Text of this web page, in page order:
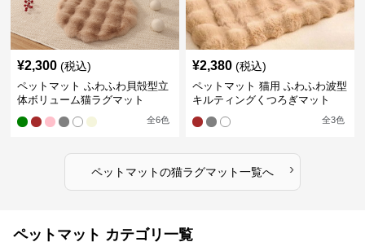
¥2,300 (税込)
ペットマット ふわふわ貝殻型立
体ボリューム猫ラグマット
全6色
¥2,380 (税込)
ペットマット 猫用 ふわふわ波型
キルティングくつろぎマット
全3色
ペットマットの猫ラグマット一覧へ ›
ペットマット カテゴリ一覧